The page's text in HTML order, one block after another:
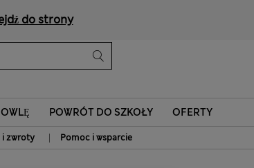
do strony
POWRÓT DO SZKOŁY OFERTY
i zwroty | Pomoc i wsparcie